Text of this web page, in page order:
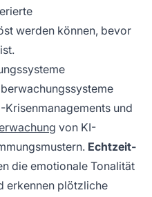
werden können, bevor
Krisenmanagements und
von KI-
Echtzeit-
die emotionale Tonalität
erkennen plötzliche